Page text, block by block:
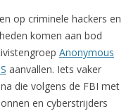
op criminele hackers en
komen aan bod
Anonymous
aanvallen. Iets vaker
die volgens de FBI met
en cyberstrijders